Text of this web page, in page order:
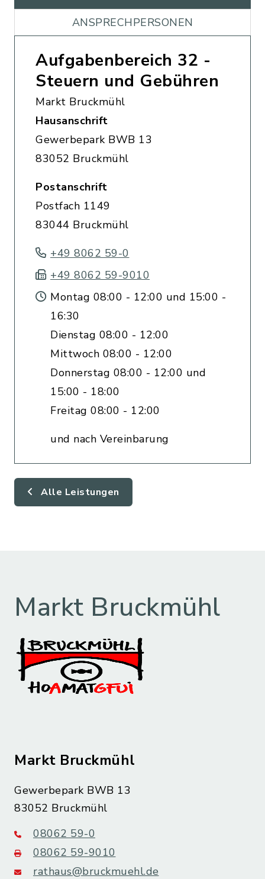
ANSPRECHPERSONEN
Aufgabenbereich 32 -
Steuern und Gebühren
Markt Bruckmühl
Hausanschrift
Gewerbepark BWB 13
83052 Bruckmühl
Postanschrift
Postfach 1149
83044 Bruckmühl
+49 8062 59-0
+49 8062 59-9010
Montag 08:00 - 12:00 und 15:00 -
16:30
Dienstag 08:00 - 12:00
Mittwoch 08:00 - 12:00
Donnerstag 08:00 - 12:00 und
15:00 - 18:00
Freitag 08:00 - 12:00
und nach Vereinbarung
Alle Leistungen
Markt Bruckmühl
Markt Bruckmühl
Gewerbepark BWB 13
83052 Bruckmühl
08062 59-0
08062 59-9010
rathaus@bruckmuehl.de